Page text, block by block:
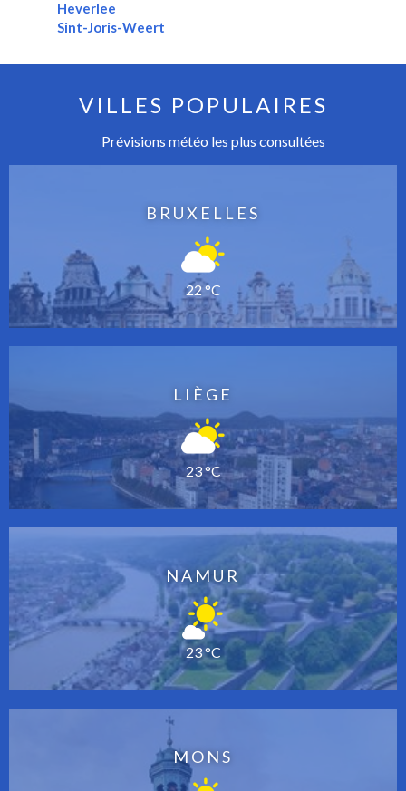
Heverlee
Sint-Joris-Weert
VILLES POPULAIRES
Prévisions météo les plus consultées
BRUXELLES
22 °C
LIÈGE
23 °C
NAMUR
23 °C
MONS